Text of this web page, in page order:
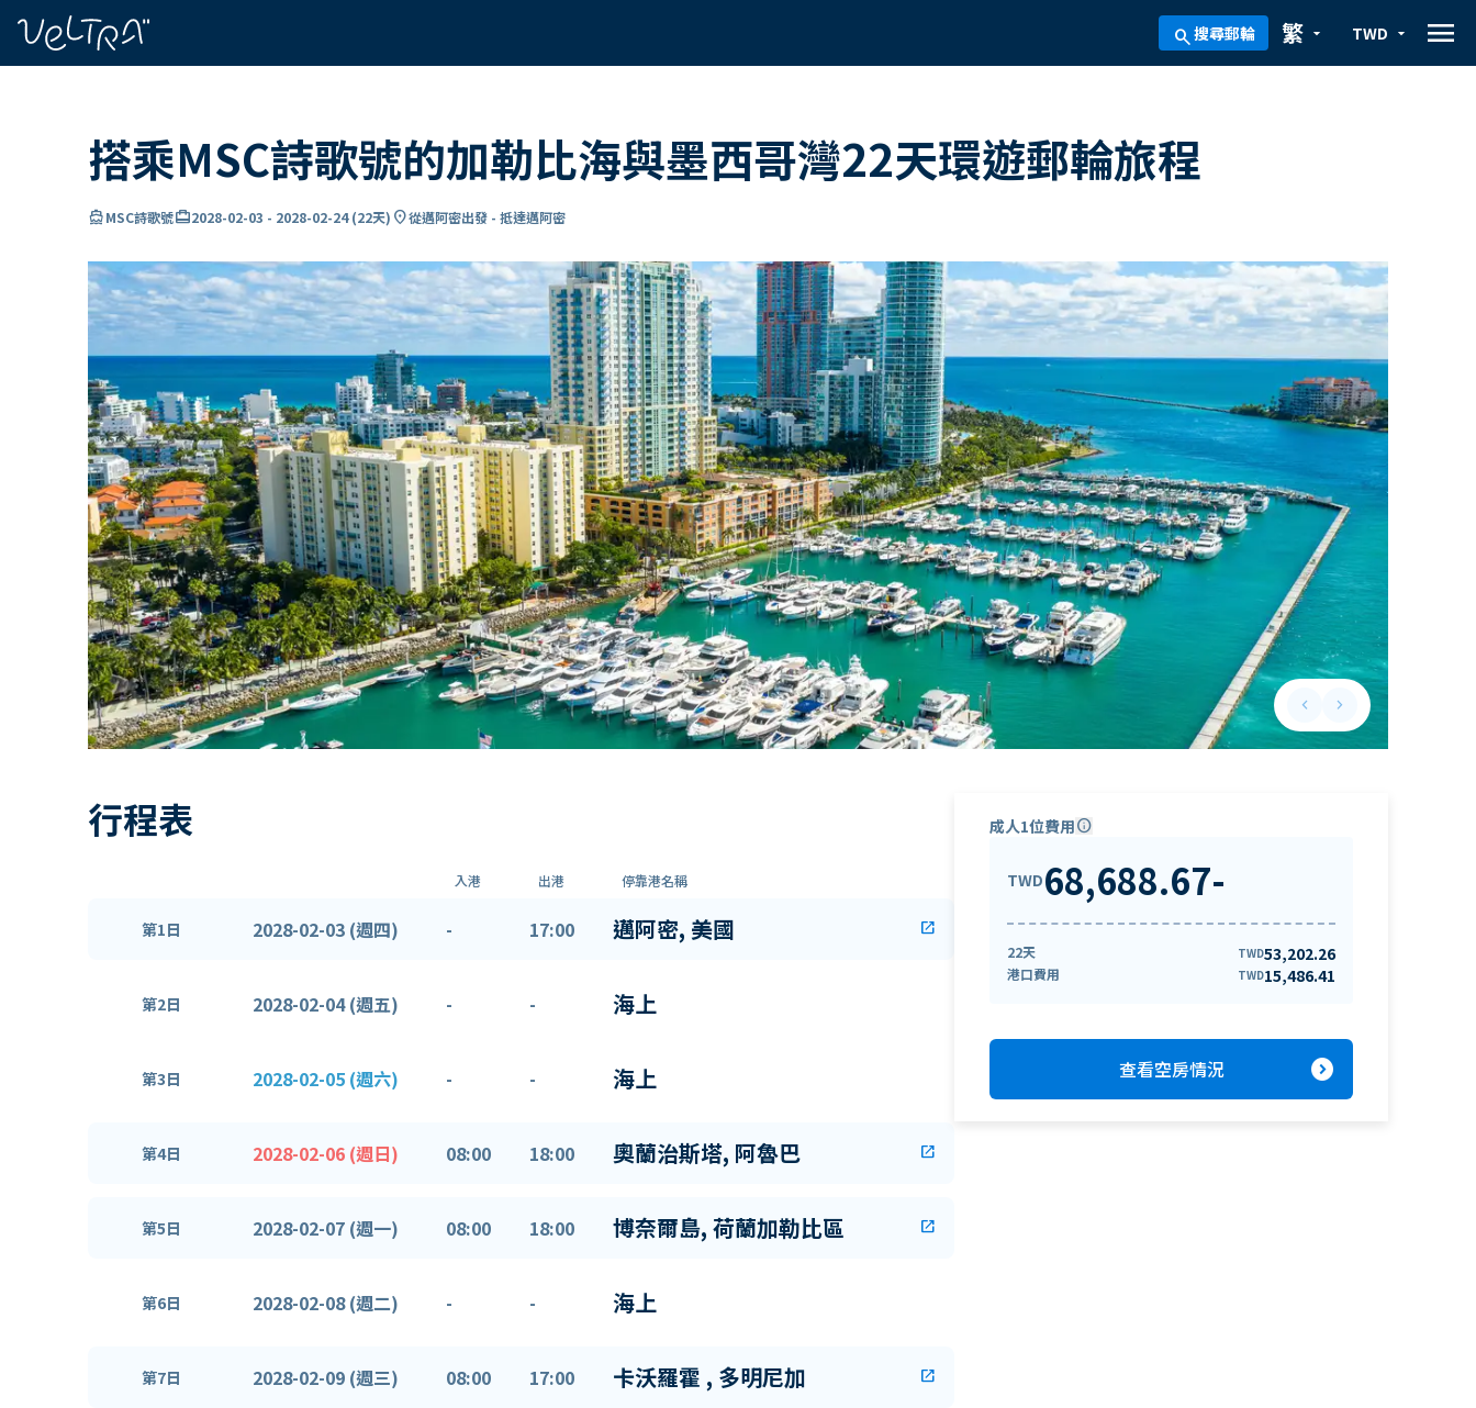
search搜尋郵輪 arrow_drop_down
繁 arrow_drop_down
TWD menu
搭乘MSC詩歌號的加勒比海與墨西哥灣22天環遊郵輪旅程
directions_boatMSC詩歌號card_travel2028-02-03 - 2028-02-24(22天) location_on從邁阿密出發 - 抵達邁阿密
keyboard_arrow_leftPrevious slide
keyboard_arrow_rightNext slide
行程表
入港 出港 停靠港名稱
第1日 2028-02-03 (週四) - 17:00 邁阿密, 美國 open_in_new
第2日 2028-02-04 (週五) - - 海上
第3日 2028-02-05 (週六) - - 海上
第4日 2028-02-06 (週日) 08:00 18:00 奧蘭治斯塔, 阿魯巴 open_in_new
第5日 2028-02-07 (週一) 08:00 18:00 博奈爾島, 荷蘭加勒比區 open_in_new
第6日 2028-02-08 (週二) - - 海上
第7日 2028-02-09 (週三) 08:00 17:00 卡沃羅霍 , 多明尼加 open_in_new
成人1位費用info
TWD68,688.67-
22天 TWD53,202.26
港口費用 TWD15,486.41
查看空房情況 expand_circle_right